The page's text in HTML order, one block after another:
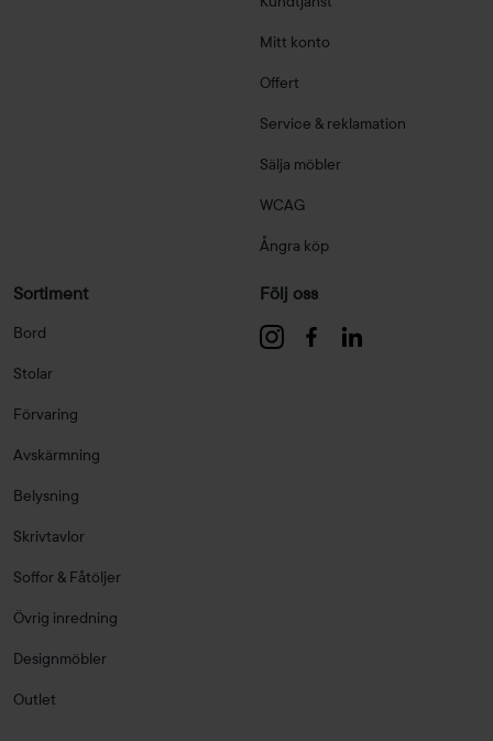
Mitt konto
Offert
Service & reklamation
Sälja möbler
WCAG
Ångra köp
Sortiment
Bord
Stolar
Förvaring
Avskärmning
Belysning
Skrivtavlor
Soffor & Fåtöljer
Övrig inredning
Designmöbler
Outlet
Följ oss